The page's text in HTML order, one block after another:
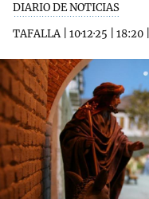
DIARIO DE NOTICIAS
TAFALLA| 10·12·25 18:20